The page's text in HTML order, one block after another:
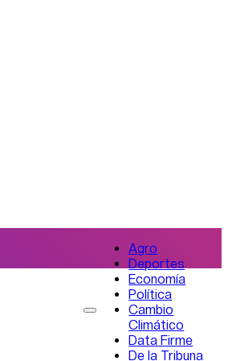
Agro
Deportes
Economía
Política
Cambio
Climático
Data Firme
De la Tribuna